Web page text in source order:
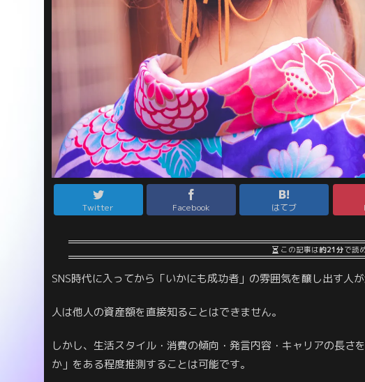
Twitter Facebook はてブ
この記事は約21分で読
SNS時代に入ってから「いかにも成功者」の雰囲気を醸し出す人が
人は他人の資産額を直接知ることはできません。
しかし、生活スタイル・消費の傾向・発言内容・キャリアの長さ
か」をある程度推測することは可能です。